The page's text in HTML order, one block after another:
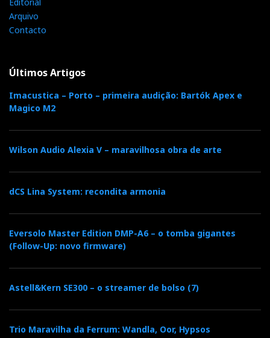
Editorial
Arquivo
Contacto
Últimos Artigos
Imacustica – Porto – primeira audição: Bartók Apex e
Magico M2
Wilson Audio Alexia V – maravilhosa obra de arte
dCS Lina System: recondita armonia
Eversolo Master Edition DMP-A6 – o tomba gigantes
(Follow-Up: novo firmware)
Astell&Kern SE300 – o streamer de bolso (7)
Trio Maravilha da Ferrum: Wandla, Oor, Hypsos